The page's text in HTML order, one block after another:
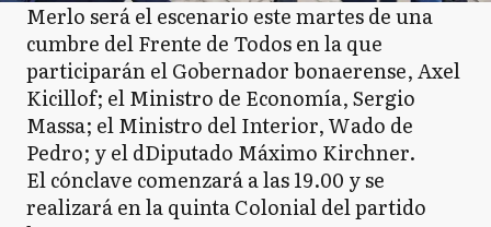
Merlo será el escenario este martes de una
cumbre del Frente de Todos en la que
participarán el Gobernador bonaerense, Axel
Kicillof; el Ministro de Economía, Sergio
Massa; el Ministro del Interior, Wado de
Pedro; y el dDiputado Máximo Kirchner.
El cónclave comenzará a las 19.00 y se
realizará en la quinta Colonial del partido